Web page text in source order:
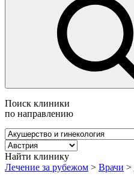
Поиск клиники
по направлению
Найти клинику
Лечение за рубежом > Врачи >